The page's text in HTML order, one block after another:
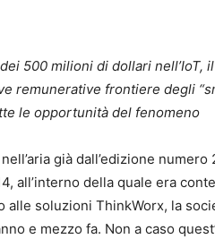
500 milioni di dollari nell’IoT,
remunerative frontiere degli
le opportunità del fenomeno
già dall’edizione
all’interno della quale era
alle soluzioni ThinkWorx, la
e mezzo fa. Non a caso